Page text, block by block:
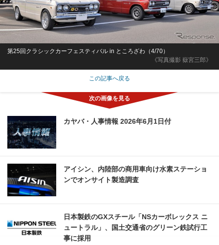
《写真撮影 嶽宮三郎》
第25回クラシックカーフェスティバル in ところざわ（4/70）
この記事へ戻る
カヤバ・人事情報 2026年6月1日付
アイシン、内陸部の商用車向け水素ステーショ
ンでオンサイト製造調査
日本製鉄のGXスチール「NSカーボレックス ニ
ュートラル」、国土交通省のグリーン鉄試行工
事に採用